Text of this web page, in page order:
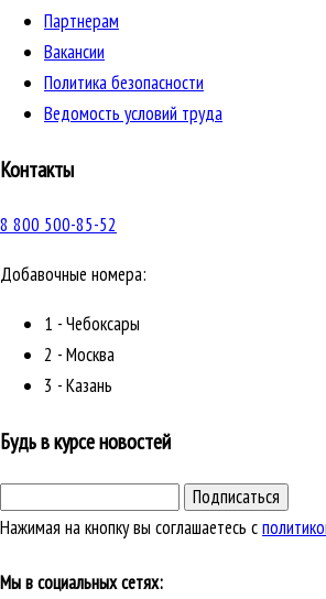
Партнерам
Вакансии
Политика безопасности
Ведомость условий труда
Контакты
8 800 500-85-52
Добавочные номера:
1 - Чебоксары
2 - Москва
3 - Казань
Будь в курсе новостей
Подписаться
Нажимая на кнопку вы соглашаетесь с
Мы в социальных сетях: